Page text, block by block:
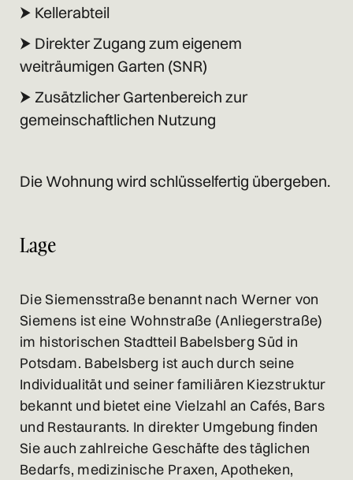
⮞ Kellerabteil
⮞ Direkter Zugang zum eigenem
weiträumigen Garten (SNR)
⮞ Zusätzlicher Gartenbereich zur
gemeinschaftlichen Nutzung
Die Wohnung wird schlüsselfertig übergeben.
Lage
Die Siemensstraße benannt nach Werner von
Siemens ist eine Wohnstraße (Anliegerstraße)
im historischen Stadtteil Babelsberg Süd in
Potsdam. Babelsberg ist auch durch seine
Individualität und seiner familiären Kiezstruktur
bekannt und bietet eine Vielzahl an Cafés, Bars
und Restaurants. In direkter Umgebung finden
Sie auch zahlreiche Geschäfte des täglichen
Bedarfs, medizinische Praxen, Apotheken,